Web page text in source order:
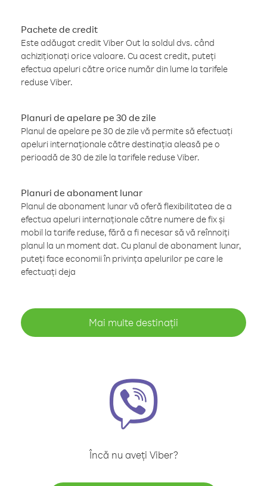
Pachete de credit
Este adăugat credit Viber Out la soldul dvs. când
achiziționați orice valoare. Cu acest credit, puteți
efectua apeluri către orice număr din lume la tarifele
reduse Viber.
Planuri de apelare pe 30 de zile
Planul de apelare pe 30 de zile vă permite să efectuați
apeluri internaționale către destinația aleasă pe o
perioadă de 30 de zile la tarifele reduse Viber.
Planuri de abonament lunar
Planul de abonament lunar vă oferă flexibilitatea de a
efectua apeluri internaționale către numere de fix și
mobil la tarife reduse, fără a fi necesar să vă reînnoiți
planul la un moment dat. Cu planul de abonament lunar,
puteți face economii în privința apelurilor pe care le
efectuați deja
Mai multe destinații
Încă nu aveți Viber?